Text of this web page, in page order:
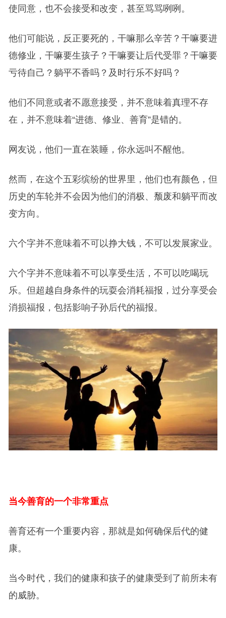
使同意，也不会接受和改变，甚至骂骂咧咧。
他们可能说，反正要死的，干嘛那么辛苦？干嘛要进
德修业，干嘛要生孩子？干嘛要让后代受罪？干嘛要
亏待自己？躺平不香吗？及时行乐不好吗？
他们不同意或者不愿意接受，并不意味着真理不存
在，并不意味着“进德、修业、善育”是错的。
网友说，他们一直在装睡，你永远叫不醒他。
然而，在这个五彩缤纷的世界里，他们也有颜色，但
历史的车轮并不会因为他们的消极、颓废和躺平而改
变方向。
六个字并不意味着不可以挣大钱，不可以发展家业。
六个字并不意味着不可以享受生活，不可以吃喝玩
乐。但超越自身条件的玩耍会消耗福报，过分享受会
消损福报，包括影响子孙后代的福报。
当今善育的一个非常重点
善育还有一个重要内容，那就是如何确保后代的健
康。
当今时代，我们的健康和孩子的健康受到了前所未有
的威胁。